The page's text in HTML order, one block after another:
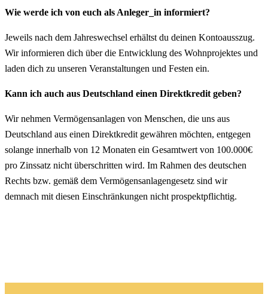
Wie werde ich von euch als Anleger_in informiert?
Jeweils nach dem Jahreswechsel erhältst du deinen Kontoausszug.
Wir informieren dich über die Entwicklung des Wohnprojektes und
laden dich zu unseren Veranstaltungen und Festen ein.
Kann ich auch aus Deutschland einen Direktkredit geben?
Wir nehmen Vermögensanlagen von Menschen, die uns aus
Deutschland aus einen Direktkredit gewähren möchten, entgegen
solange innerhalb von 12 Monaten ein Gesamtwert von 100.000€
pro Zinssatz nicht überschritten wird. Im Rahmen des deutschen
Rechts bzw. gemäß dem Vermögensanlagengesetz sind wir
demnach mit diesen Einschränkungen nicht prospektpflichtig.